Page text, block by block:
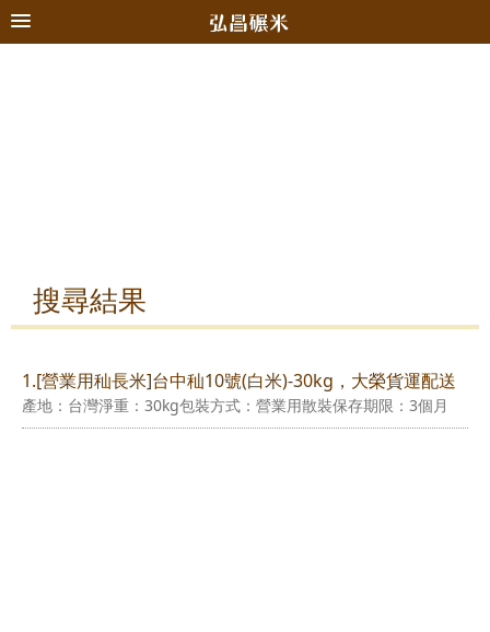
搜尋結果
1.[營業用秈長米]台中秈10號(白米)-30kg，大榮貨運配送
產地：台灣淨重：30kg包裝方式：營業用散裝保存期限：3個月